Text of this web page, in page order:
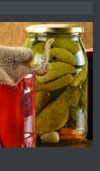
преди 10 месеца
броячна машина -
от ЕЦБ
преди 1 година
зеленчукорезачка